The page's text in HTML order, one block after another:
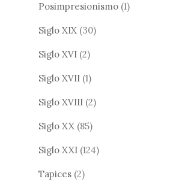
Posimpresionismo (1)
Siglo XIX (30)
Siglo XVI (2)
Siglo XVII (1)
Siglo XVIII (2)
Siglo XX (85)
Siglo XXI (124)
Tapices (2)